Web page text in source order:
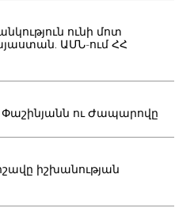
ունի մոտ
ԱՄՆ-ում ՀՀ
Փաշինյանն ու Ժապարովը
իշխանության